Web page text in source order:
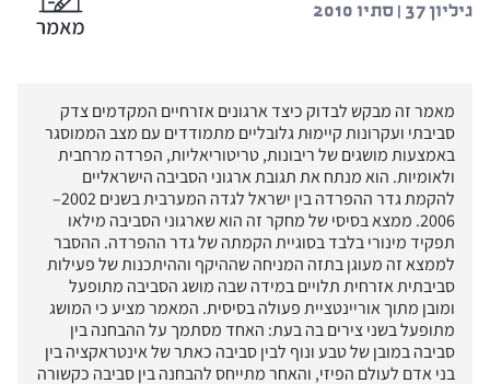
גיליון 37 | סתיו 2010
מאמר זה מבקש לבדוק כיצד ארגונים אזרחיים המקדמים צדק
סביבתי ועקרונות קיימוּת גלובליים מתמודדים עם מצב הממוסגר
באמצעות מושגים של ריבונות, טריטוריאליות, הפרדה מרחבית
ולאומיות. הוא מנתח את תגובת ארגוני הסביבה הישראליים
להקמת גדר ההפרדה בין ישראל לגדה המערבית בשנים 2002–
2006. ממצא בסיסי של מחקר זה הוא שארגוני הסביבה מילאו
תפקיד מינורי בלבד בסוגיית הקמתה של גדר ההפרדה. ההסבר
לממצא זה מעוגן בתזה המניחה שההיקף וההיתכנות של פעילות
סביבתית אזרחית תלויים במידה שבה מושג הסביבה מתופעל
ומובן מתוך אוריינטציית פעולה בסיסית. המאמר מציע כי המושג
מתופעל בשני צירים בה בעת: האחד מסתמך על ההבחנה בין
סביבה במובן של טבע ונוף לבין סביבה כאתר של אינטראקציה בין
בני אדם לעולם הפיזי, והאחר מתייחס להבחנה בין סביבה כקשורה